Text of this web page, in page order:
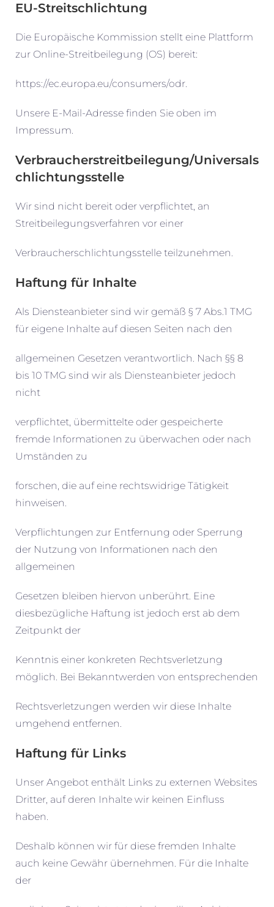
EU-Streitschlichtung
Die Europäische Kommission stellt eine Plattform
zur Online-Streitbeilegung (OS) bereit:
https://ec.europa.eu/consumers/odr.
Unsere E-Mail-Adresse finden Sie oben im
Impressum.
Verbraucherstreitbeilegung/Universals
chlichtungsstelle
Wir sind nicht bereit oder verpflichtet, an
Streitbeilegungsverfahren vor einer
Verbraucherschlichtungsstelle teilzunehmen.
Haftung für Inhalte
Als Diensteanbieter sind wir gemäß § 7 Abs.1 TMG
für eigene Inhalte auf diesen Seiten nach den
allgemeinen Gesetzen verantwortlich. Nach §§ 8
bis 10 TMG sind wir als Diensteanbieter jedoch
nicht
verpflichtet, übermittelte oder gespeicherte
fremde Informationen zu überwachen oder nach
Umständen zu
forschen, die auf eine rechtswidrige Tätigkeit
hinweisen.
Verpflichtungen zur Entfernung oder Sperrung
der Nutzung von Informationen nach den
allgemeinen
Gesetzen bleiben hiervon unberührt. Eine
diesbezügliche Haftung ist jedoch erst ab dem
Zeitpunkt der
Kenntnis einer konkreten Rechtsverletzung
möglich. Bei Bekanntwerden von entsprechenden
Rechtsverletzungen werden wir diese Inhalte
umgehend entfernen.
Haftung für Links
Unser Angebot enthält Links zu externen Websites
Dritter, auf deren Inhalte wir keinen Einfluss
haben.
Deshalb können wir für diese fremden Inhalte
auch keine Gewähr übernehmen. Für die Inhalte
der